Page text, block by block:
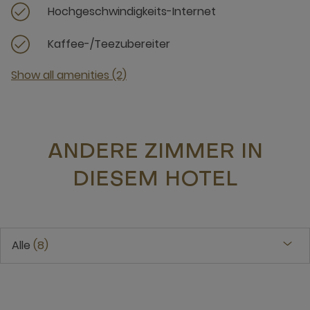
Hochgeschwindigkeits-Internet
Kaffee-/Teezubereiter
Show all amenities (2)
ANDERE ZIMMER IN
DIESEM HOTEL
Alle 8